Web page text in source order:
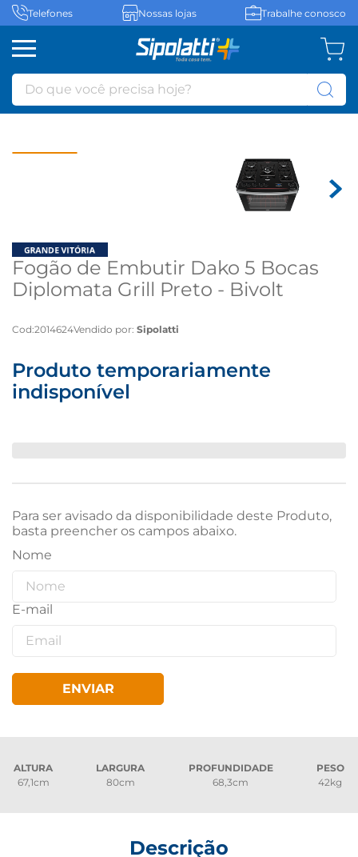
Telefones Nossas lojas Trabalhe conosco
Do que você precisa hoje?
Fogão de Embutir Dako 5 Bocas
Diplomata Grill Preto - Bivolt
Cod:2014624Vendido por: Sipolatti
Produto temporariamente
indisponível
Para ser avisado da disponibilidade deste Produto,
basta preencher os campos abaixo.
ENVIAR
ALTURA
67,1cm
LARGURA
80cm
PROFUNDIDADE
68,3cm
PESO
42kg
Descrição